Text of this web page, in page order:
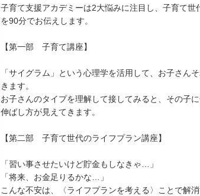
子育て支援アカデミーは2大悩みに注目し、子育て
を90分でお伝えします。
【第一部 子育て講座】
「サイグラム」という心理学を活用して、お子さん
きます。
お子さんのタイプを理解して接してみると、その子
伸ばし方が見えてきます。
【第二部 子育て世代のライフプラン講座】
「習い事させたいけど貯金もしなきゃ…」
「将来、お金足りるかな…」
こんな不安は、〈ライフプランを考える〉ことで解消